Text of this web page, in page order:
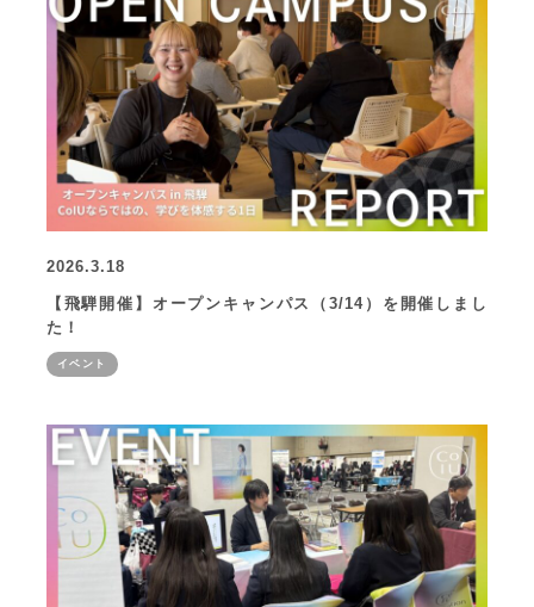
2026.3.18
【飛騨開催】オープンキャンパス（3/14）を開催しまし
た！
イベント